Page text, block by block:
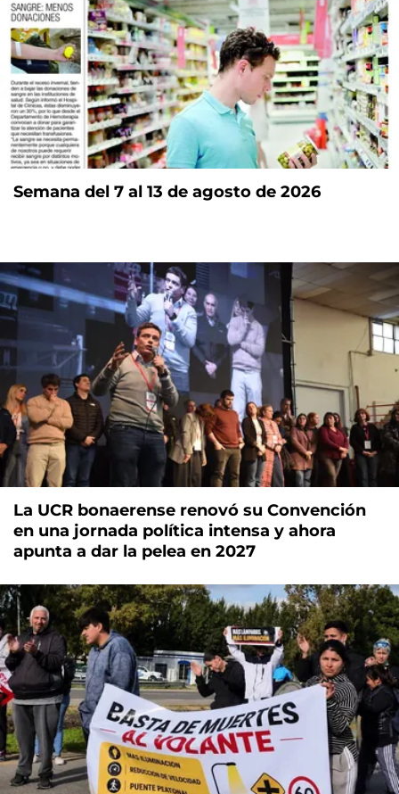
Semana del 7 al 13 de agosto de 2026
La UCR bonaerense renovó su Convención
en una jornada política intensa y ahora
apunta a dar la pelea en 2027